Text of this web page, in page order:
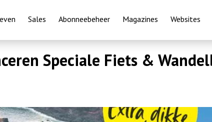
Sales Abonneebeheer Magazines Websites
Speciale Fiets &